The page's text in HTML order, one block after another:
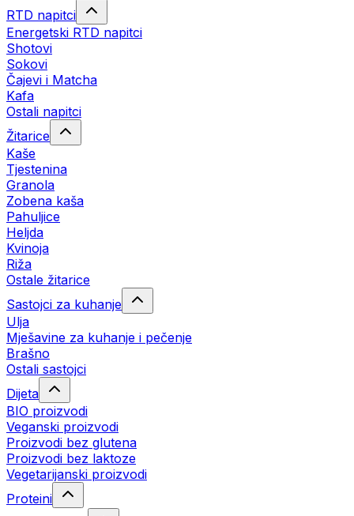
RTD napitci
Energetski RTD napitci
Shotovi
Sokovi
Čajevi i Matcha
Kafa
Ostali napitci
Žitarice
Kaše
Tjestenina
Granola
Zobena kaša
Pahuljice
Heljda
Kvinoja
Riža
Ostale žitarice
Sastojci za kuhanje
Ulja
Mješavine za kuhanje i pečenje
Brašno
Ostali sastojci
Dijeta
BIO proizvodi
Veganski proizvodi
Proizvodi bez glutena
Proizvodi bez laktoze
Vegetarijanski proizvodi
Proteini